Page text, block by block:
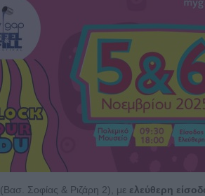
(Βασ. Σοφίας & Ριζάρη 2), με ελεύθερη